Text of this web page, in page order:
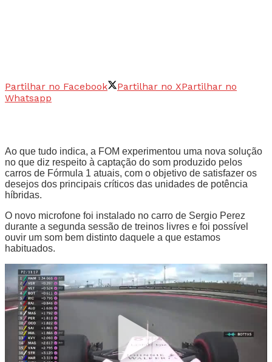
Partilhar no Facebook Partilhar no XPartilhar no
Whatsapp
Ao que tudo indica, a FOM experimentou uma nova solução
no que diz respeito à captação do som produzido pelos
carros de Fórmula 1 atuais, com o objetivo de satisfazer os
desejos dos principais críticos das unidades de potência
híbridas.
O novo microfone foi instalado no carro de Sergio Perez
durante a segunda sessão de treinos livres e foi possível
ouvir um som bem distinto daquele a que estamos
habituados.